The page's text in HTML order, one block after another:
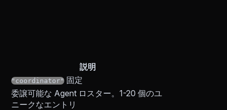
説明
"coordinator" 固定
委譲可能な Agent ロスター。1-20 個のユ
ニークなエントリ